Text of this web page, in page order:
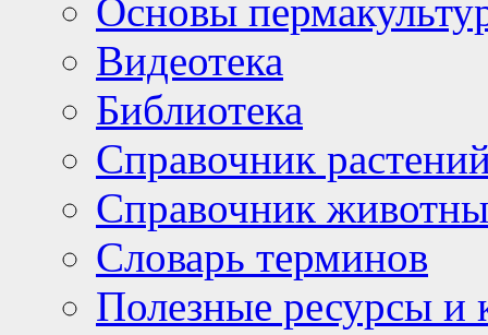
Основы
Видеотека
Библиотека
Справочник
Справочник
Словарь терминов
Полезные ресурсы и